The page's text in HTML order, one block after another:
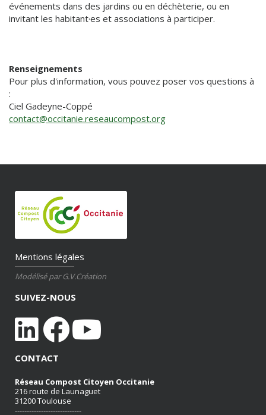
événements dans des jardins ou en déchèterie, ou en
invitant les habitant·es et associations à participer.
Renseignements
Pour plus d'information, vous pouvez poser vos questions à
:
Ciel Gadeyne-Coppé
contact@occitanie.reseaucompost.org
Mentions légales
Modélisé par G.V.Création
SUIVEZ-NOUS
CONTACT
Réseau Compost Citoyen Occitanie
216 route de Launaguet
31200 Toulouse
----------------------------